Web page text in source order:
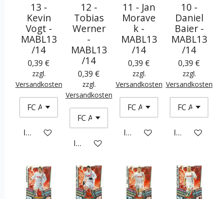
13 -
Kevin
Vogt -
MABL13
/14
0,39 €
zzgl.
Versandkosten
In den Warenkorb
12 -
Tobias
Werner
-
MABL13
/14
0,39 €
zzgl.
Versandkosten
In den Warenkorb
11 - Jan
Morave
k -
MABL13
/14
0,39 €
zzgl.
Versandkosten
In den Warenkorb
10 -
Daniel
Baier -
MABL13
/14
0,39 €
zzgl.
Versandkosten
In den